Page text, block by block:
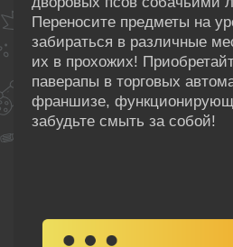
Переносите предметы на
забираться в различные
их в прохожих!
паверапы в торговых
франшизе,
забудьте смыть за собой!